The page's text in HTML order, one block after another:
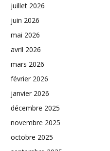
juillet 2026
juin 2026
mai 2026
avril 2026
mars 2026
février 2026
janvier 2026
décembre 2025
novembre 2025
octobre 2025